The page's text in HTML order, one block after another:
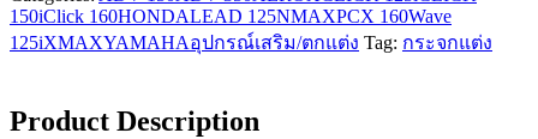
150iClick 160HONDALEAD 125NMAXPCX 160Wave
125iXMAXYAMAHAอุปกรณ์เสริม/ตกแต่ง Tag: กระจกแต่ง
Product Description